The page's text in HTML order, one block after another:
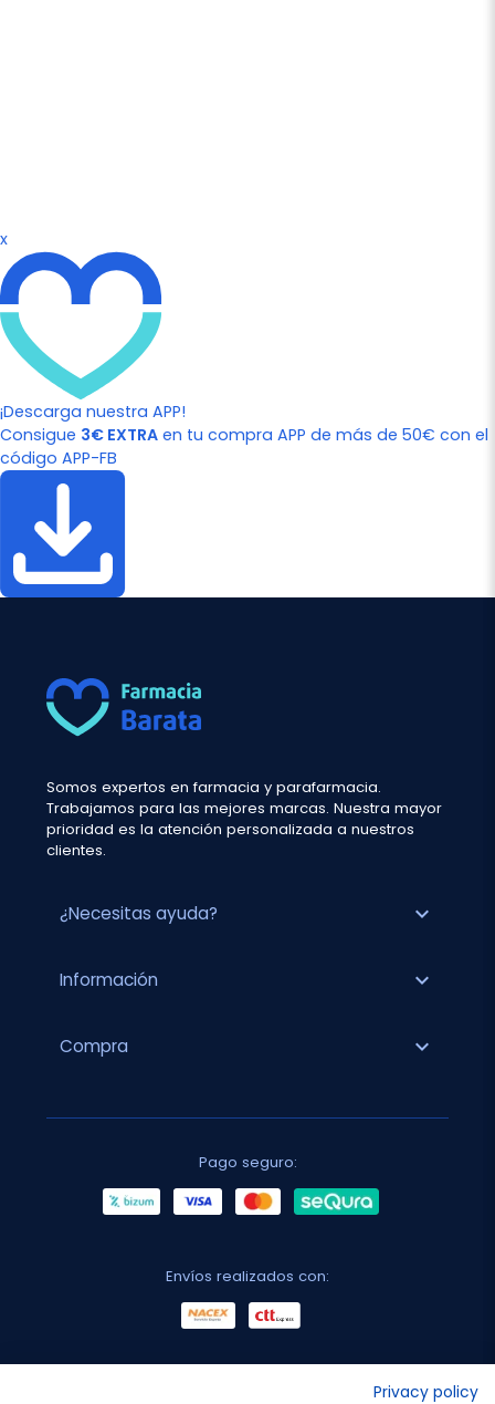
x
¡Descarga nuestra APP!
Consigue 3€ EXTRA en tu compra APP de más de 50€ con el
código APP-FB
Somos expertos en farmacia y parafarmacia.
Trabajamos para las mejores marcas. Nuestra mayor
prioridad es la atención personalizada a nuestros
clientes.
¿Necesitas ayuda? expand_more
Información expand_more
Compra expand_more
Pago seguro:
Envíos realizados con:
Privacy policy